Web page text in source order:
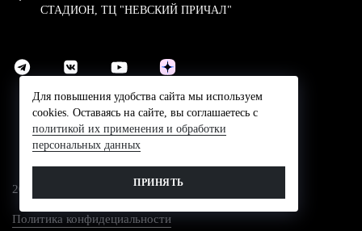
СТАДИОН, ТЦ "НЕВСКИЙ ПРИЧАЛ"
2024 © Компания Водолей-Cтайл
Политика конфидециальности
Для повышения удобства сайта мы используем
cookies. Оставаясь на сайте, вы соглашаетесь с
политикой их применения и обработки
персональных данных
ПРИНЯТЬ